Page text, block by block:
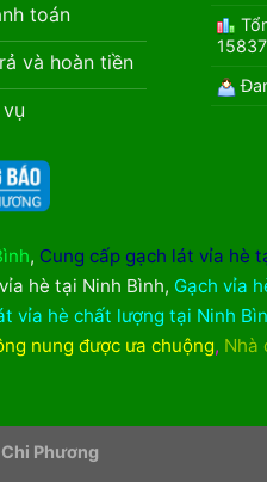
toán
và hoàn tiền
, Cung cấp gạch lát vỉa hè
hè tại Ninh Bình, Gạch vỉa
vỉa hè chất lượng tại Ninh
nung được ưa chuộng, Nhà
Phương